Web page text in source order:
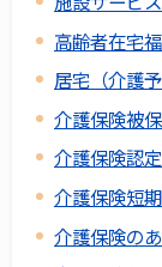
高齢者在宅
居宅（介護
介護保険被
介護保険認
介護保険短
介護保険の